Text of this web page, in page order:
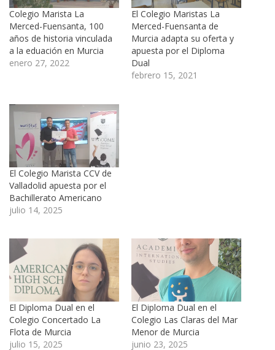
Colegio Marista La
Merced-Fuensanta, 100
años de historia vinculada
a la eduación en Murcia
enero 27, 2022
El Colegio Maristas La
Merced-Fuensanta de
Murcia adapta su oferta y
apuesta por el Diploma
Dual
febrero 15, 2021
El Colegio Marista CCV de
Valladolid apuesta por el
Bachillerato Americano
julio 14, 2025
El Diploma Dual en el
Colegio Concertado La
Flota de Murcia
julio 15, 2025
El Diploma Dual en el
Colegio Las Claras del Mar
Menor de Murcia
junio 23, 2025